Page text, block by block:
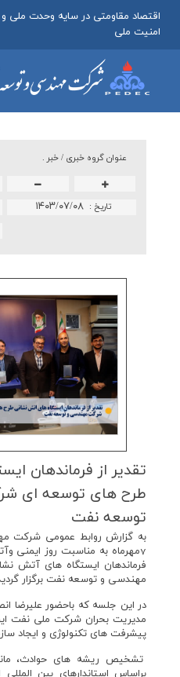
اقتصاد مقاومتی در سایه وحدت ملی و
امنیت ملی
عنوان گروه خبري /خبر .
تاريخ : ۱۴۰۳/۰۷/۰۸
تقدیر از فرماندهان
طرح های توسعه ای
توسعه نفت
به گزارش روابط عمومی شرکت
7مهرماه به مناسبت روز ایمنی
فرماندهان ایستگاه های آتش
مهندسی و توسعه نفت برگزار
در این جلسه که باحضور علیرضا
مدیریت بحران شرکت ملی نفت
پیشرفت های تکنولوژی و ایجاد
تشخیص ریشه های حوادث،
براساس استاندارهای بین